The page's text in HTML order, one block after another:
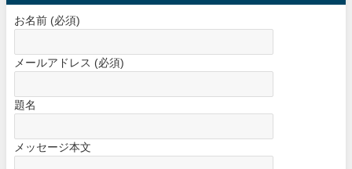
お名前 (必須)
メールアドレス (必須)
題名
メッセージ本文